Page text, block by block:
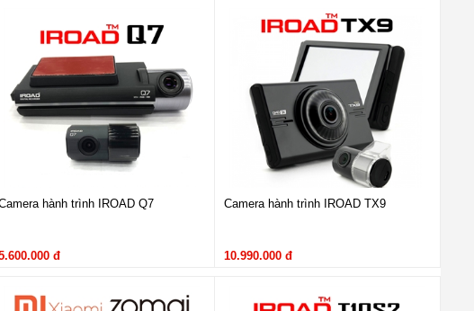
giúp người lái dễ dàng len lỏi ở bất cứ tuyến phố đông đúc hay những ngõ hẹp
và thêm vào dải đèn mỏng dưới nắp capo giúp chiếc xe bắt mắt hơn.
hành trình IROAD Q7
đ
Camera hành trình IROAD TX9
10.990.000 đ